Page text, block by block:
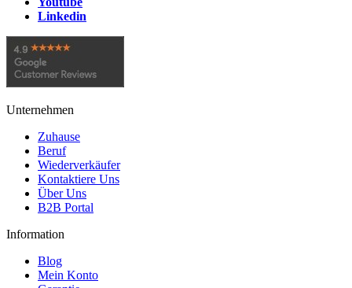
Linkedin
Unternehmen
Zuhause
Beruf
Wiederverkäufer
Kontaktiere Uns
Über Uns
B2B Portal
Information
Blog
Mein Konto